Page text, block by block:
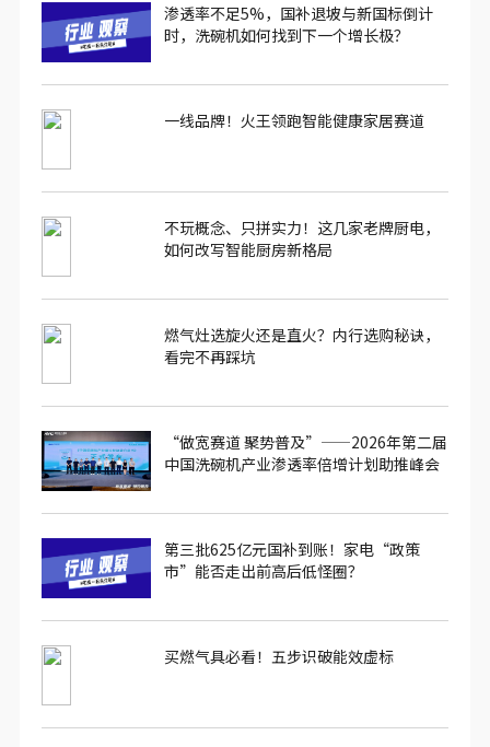
渗透率不足5%，国补退坡与新国标倒计
时，洗碗机如何找到下一个增长极？
一线品牌！火王领跑智能健康家居赛道
不玩概念、只拼实力！这几家老牌厨电，
如何改写智能厨房新格局
燃气灶选旋火还是直火？内行选购秘诀，
看完不再踩坑
“做宽赛道 聚势普及”——2026年第二届
中国洗碗机产业渗透率倍增计划助推峰会
第三批625亿元国补到账！家电“政策
市”能否走出前高后低怪圈？
买燃气具必看！五步识破能效虚标